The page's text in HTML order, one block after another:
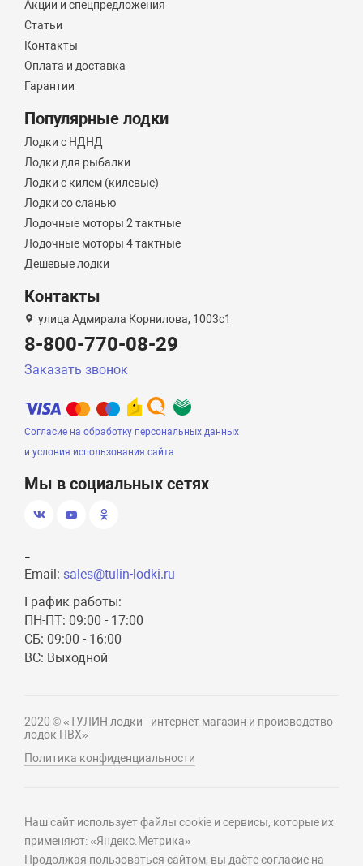
Акции и спецпредложения
Статьи
Контакты
Оплата и доставка
Гарантии
Популярные лодки
Лодки с НДНД
Лодки для рыбалки
Лодки с килем (килевые)
Лодки со сланью
Лодочные моторы 2 тактные
Лодочные моторы 4 тактные
Дешевые лодки
Контакты
улица Адмирала Корнилова, 1003с1
8-800-770-08-29
Заказать звонок
Согласие на обработку персональных данных
и условия использования сайта
Мы в социальных сетях
-
Email: sales@tulin-lodki.ru
График работы:
ПН-ПТ: 09:00 - 17:00
СБ: 09:00 - 16:00
ВС: Выходной
2020 © «ТУЛИН лодки - интернет магазин и производство
лодок ПВХ»
Политика конфиденциальности
Наш сайт использует файлы cookie и сервисы, которые их
применяют: «Яндекс.Метрика»
Продолжая пользоваться сайтом, вы даёте согласие на